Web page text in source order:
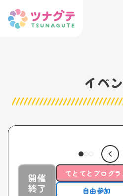
イベ
開催
終了
てとてとプログ
自由参加